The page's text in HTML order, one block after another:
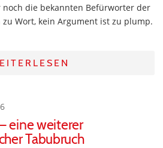
die bekannten Befürworter der
Wort, kein Argument ist zu plump.
eine weiterer
Tabubruch